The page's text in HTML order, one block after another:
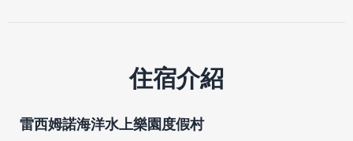
住宿介紹
雷西姆諾海洋水上樂園度假村